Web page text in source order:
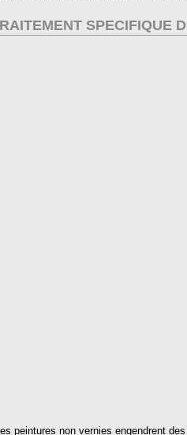
SPECIFIQUE
peintures non vernies engendrent